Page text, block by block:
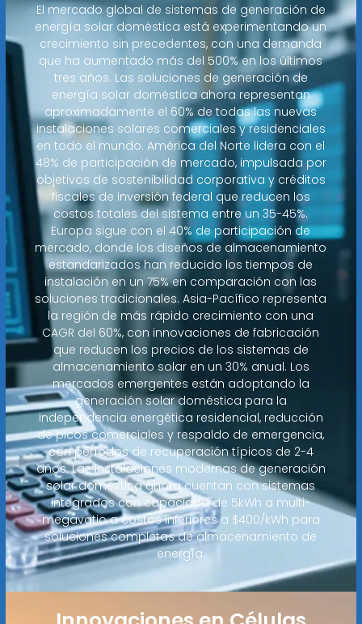
El mercado global de sistemas de generación de
energía solar doméstica está experimentando un
crecimiento sin precedentes, con una demanda
que ha aumentado más del 500% en los últimos
tres años. Las soluciones de generación de
energía solar doméstica ahora representan
aproximadamente el 60% de todas las nuevas
instalaciones solares comerciales y residenciales
en todo el mundo. América del Norte lidera con el
48% de participación de mercado, impulsada por
objetivos de sostenibilidad corporativa y créditos
fiscales de inversión federal que reducen los
costos totales del sistema entre un 35-45%.
Europa sigue con el 40% de participación de
mercado, donde los diseños de almacenamiento
estandarizados han reducido los tiempos de
instalación en un 75% en comparación con las
soluciones tradicionales. Asia-Pacífico representa
la región de más rápido crecimiento con una
CAGR del 60%, con innovaciones de fabricación
que reducen los precios de los sistemas de
almacenamiento solar en un 30% anual. Los
mercados emergentes están adoptando la
generación solar doméstica para la
independencia energética residencial, reducción
de picos comerciales y respaldo de emergencia,
con períodos de recuperación típicos de 2-4
años. Las instalaciones modernas de generación
solar doméstica ahora cuentan con sistemas
integrados con capacidad de 5kWh a multi-
megavatio a costos inferiores a $400/kWh para
soluciones completas de almacenamiento de
energía.